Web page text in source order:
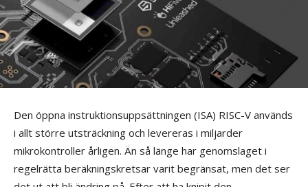
Den öppna instruktionsuppsättningen (ISA) RISC-V används
i allt större utsträckning och levereras i miljarder
mikrokontroller årligen. Än så länge har genomslaget i
regelrätta beräkningskretsar varit begränsat, men det ser